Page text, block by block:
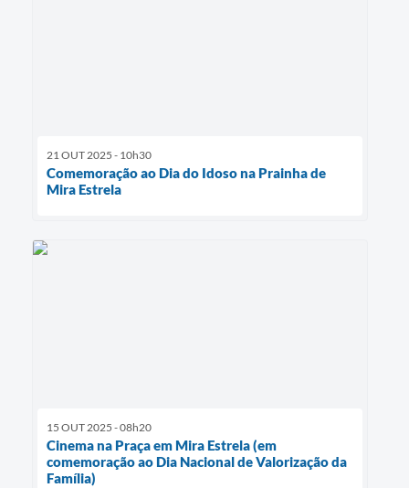
21 OUT 2025 - 10h30
Comemoração ao Dia do Idoso na Prainha de
Mira Estrela
15 OUT 2025 - 08h20
Cinema na Praça em Mira Estrela (em
comemoração ao Dia Nacional de Valorização da
Família)